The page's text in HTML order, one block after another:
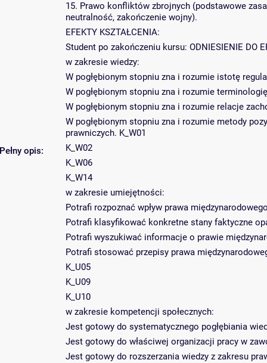
Pełny opis:
15. Prawo konfliktów zbrojnych (podstawowe
neutralność, zakończenie wojny).
EFEKTY KSZTAŁCENIA:
Student po zakończeniu kursu: ODNIESIENIE DO
w zakresie wiedzy:
W pogłębionym stopniu zna i rozumie istotę
W pogłębionym stopniu zna i rozumie
W pogłębionym stopniu zna i rozumie relacje
W pogłębionym stopniu zna i rozumie metody
prawniczych. K_W01
K_W02
K_W06
K_W14
w zakresie umiejętności:
Potrafi rozpoznać wpływ prawa
Potrafi klasyfikować konkretne stany faktyczne
Potrafi wyszukiwać informacje o prawie
Potrafi stosować przepisy prawa
K_U05
K_U09
K_U10
w zakresie kompetencji społecznych:
Jest gotowy do systematycznego pogłębiania
Jest gotowy do właściwej organizacji pracy w
Jest gotowy do rozszerzania wiedzy z zakresu